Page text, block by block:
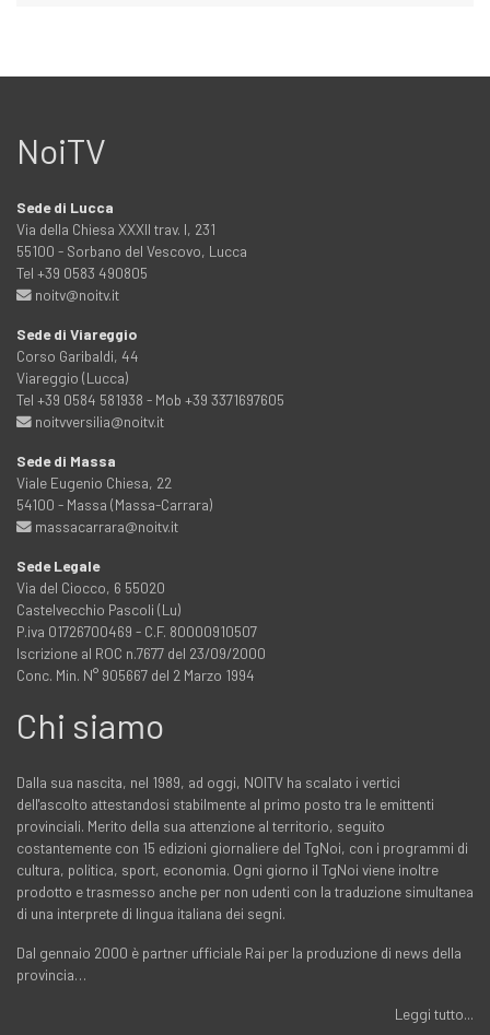
NoiTV
Sede di Lucca
Via della Chiesa XXXII trav. I, 231
55100 - Sorbano del Vescovo, Lucca
Tel +39 0583 490805
noitv@noitv.it
Sede di Viareggio
Corso Garibaldi, 44
Viareggio (Lucca)
Tel +39 0584 581938 - Mob +39 3371697605
noitvversilia@noitv.it
Sede di Massa
Viale Eugenio Chiesa, 22
54100 - Massa (Massa-Carrara)
massacarrara@noitv.it
Sede Legale
Via del Ciocco, 6 55020
Castelvecchio Pascoli (Lu)
P.iva 01726700469 - C.F. 80000910507
Iscrizione al ROC n.7677 del 23/09/2000
Conc. Min. N° 905667 del 2 Marzo 1994
Chi siamo
Dalla sua nascita, nel 1989, ad oggi, NOITV ha scalato i vertici
dell'ascolto attestandosi stabilmente al primo posto tra le emittenti
provinciali. Merito della sua attenzione al territorio, seguito
costantemente con 15 edizioni giornaliere del TgNoi, con i programmi di
cultura, politica, sport, economia. Ogni giorno il TgNoi viene inoltre
prodotto e trasmesso anche per non udenti con la traduzione simultanea
di una interprete di lingua italiana dei segni.
Dal gennaio 2000 è partner ufficiale Rai per la produzione di news della
provincia…
Leggi tutto...